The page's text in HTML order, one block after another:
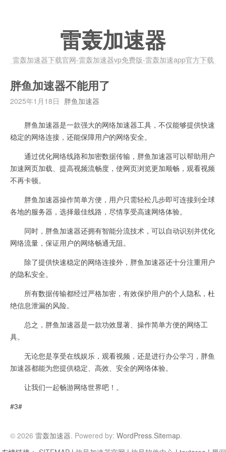
雷轰加速器
雷轰加速器下载官网-雷轰加速器vp免费版-雷轰加速app官方下载
胖鱼加速器不能用了
2025年1月18日 胖鱼加速器
胖鱼加速器是一款强大的网络加速器工具，不仅能够提供快速
稳定的网络连接，还能保障用户的网络安全。
通过优化网络线路和加密数据传输，胖鱼加速器可以帮助用户
加速网页加载、提高视频流畅度，使网页浏览更加顺畅，观看视频
不再卡顿。
胖鱼加速器操作简单方便，用户只需轻松几步即可连接到全球
各地的服务器，选择最佳线路，尽情享受高速网络体验。
同时，胖鱼加速器还拥有智能分流技术，可以自动识别并优化
网络流量，保证用户的网络畅通无阻。
除了提供快速稳定的网络连接外，胖鱼加速器还十分注重用户
的隐私安全。
所有数据传输都经过严格加密，有效保护用户的个人隐私，杜
绝信息泄漏的风险。
总之，胖鱼加速器是一款功效显著、操作简单方便的网络工
具。
无论您是享受在线娱乐，观看视频，还是进行办公学习，胖鱼
加速器都能为您提供稳定、高效、安全的网络体验。
让我们一起畅游网络世界吧！。
#3#
© 2026 雷轰加速器. Powered by: WordPress.Sitemap.